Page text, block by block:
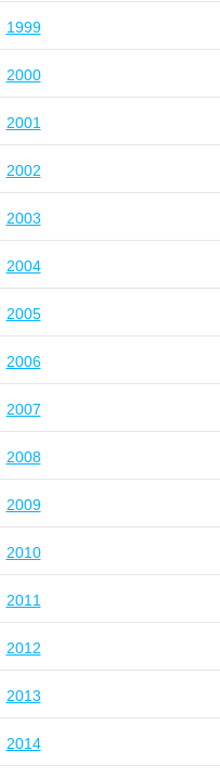
1999
2000
2001
2002
2003
2004
2005
2006
2007
2008
2009
2010
2011
2012
2013
2014